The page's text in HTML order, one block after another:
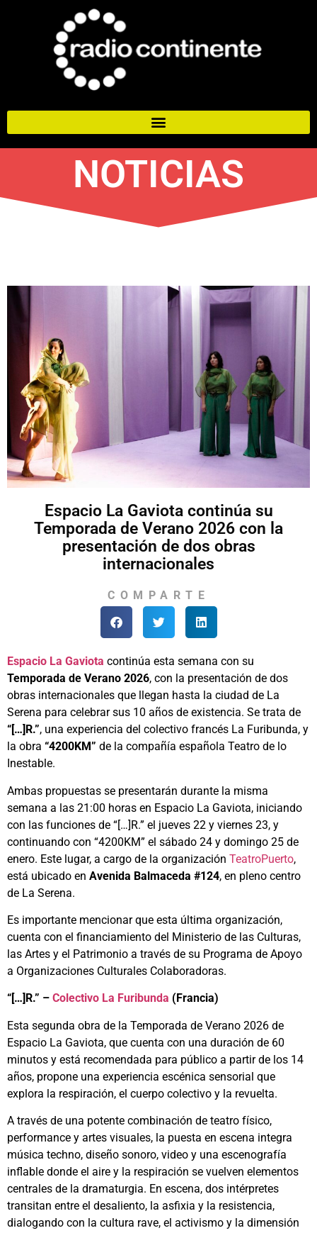
NOTICIAS
Espacio La Gaviota continúa su
Temporada de Verano 2026 con la
presentación de dos obras
internacionales
COMPARTE
Espacio La Gaviota continúa esta semana con su
Temporada de Verano 2026, con la presentación de dos
obras internacionales que llegan hasta la ciudad de La
Serena para celebrar sus 10 años de existencia. Se trata de
“[…]R.”, una experiencia del colectivo francés La Furibunda, y
la obra “4200KM” de la compañía española Teatro de lo
Inestable.
Ambas propuestas se presentarán durante la misma
semana a las 21:00 horas en Espacio La Gaviota, iniciando
con las funciones de “[…]R.” el jueves 22 y viernes 23, y
continuando con “4200KM” el sábado 24 y domingo 25 de
enero. Este lugar, a cargo de la organización TeatroPuerto,
está ubicado en Avenida Balmaceda #124, en pleno centro
de La Serena.
Es importante mencionar que esta última organización,
cuenta con el financiamiento del Ministerio de las Culturas,
las Artes y el Patrimonio a través de su Programa de Apoyo
a Organizaciones Culturales Colaboradoras.
“[…]R.” – Colectivo La Furibunda (Francia)
Esta segunda obra de la Temporada de Verano 2026 de
Espacio La Gaviota, que cuenta con una duración de 60
minutos y está recomendada para público a partir de los 14
años, propone una experiencia escénica sensorial que
explora la respiración, el cuerpo colectivo y la revuelta.
A través de una potente combinación de teatro físico,
performance y artes visuales, la puesta en escena integra
música techno, diseño sonoro, video y una escenografía
inflable donde el aire y la respiración se vuelven elementos
centrales de la dramaturgia. En escena, dos intérpretes
transitan entre el desaliento, la asfixia y la resistencia,
dialogando con la cultura rave, el activismo y la dimensión